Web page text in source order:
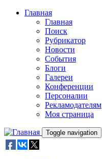
Skip to main content
Главная
Главная
Поиск
Рубрикатор
Новости
События
Блоги
Галереи
Конференции
Персоналии
Рекламодателям
Моя страница
Toggle navigation